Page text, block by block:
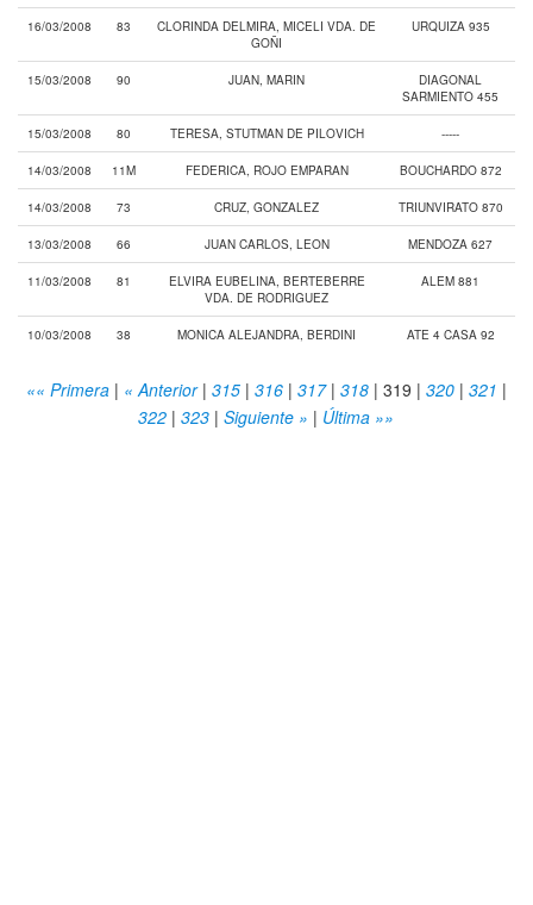
16/03/2008 83
CLORINDA DELMIRA, MICELI VDA. DE
GOÑI
URQUIZA 935
15/03/2008 90 JUAN, MARIN
DIAGONAL
SARMIENTO 455
15/03/2008 80 TERESA, STUTMAN DE PILOVICH -----
14/03/2008 11M FEDERICA, ROJO EMPARAN BOUCHARDO 872
14/03/2008 73 CRUZ, GONZALEZ TRIUNVIRATO 870
13/03/2008 66 JUAN CARLOS, LEON MENDOZA 627
11/03/2008 81
ELVIRA EUBELINA, BERTEBERRE
VDA. DE RODRIGUEZ
ALEM 881
10/03/2008 38 MONICA ALEJANDRA, BERDINI ATE 4 CASA 92
«« Primera | « Anterior| 315 | 316 | 317| 318 | 319 | 320 | 321 |
322 |323 |Siguiente » | Última »»